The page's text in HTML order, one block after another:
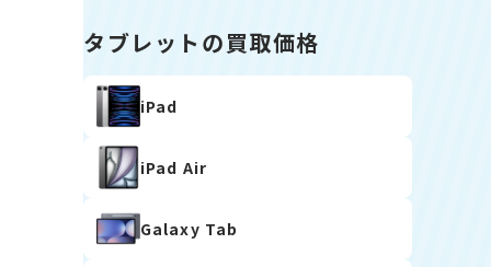
タブレットの買取価格
iPad
iPad Air
Galaxy Tab